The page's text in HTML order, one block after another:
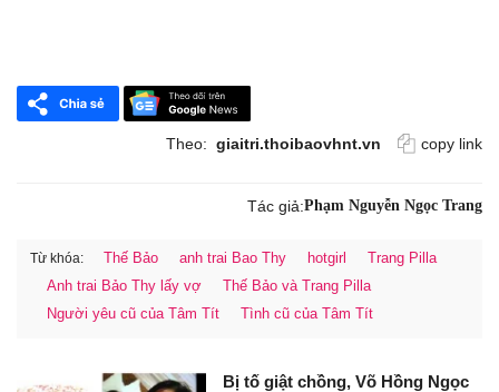
Theo: giaitri.thoibaovhnt.vn copy link
Tác giả:Phạm Nguyễn Ngọc Trang
Từ khóa: Thế Bảo anh trai Bao Thy hotgirl
Trang Pilla
Anh trai Bảo Thy lấy vợ
Thế Bảo và Trang Pilla
Người yêu cũ của Tâm Tít
Tình cũ của Tâm Tít
Bị tố giật chồng, Võ Hồng Ngọc